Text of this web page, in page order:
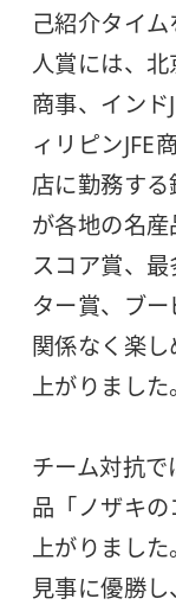
己紹介タイ
人賞には、北
商事、インド
ィリピンJFE
店に勤務す
が各地の名
スコア賞、
ター賞、ブ
関係なく楽
上がりました。
チーム対抗
品「ノザキ
上がりまし
見事に優勝